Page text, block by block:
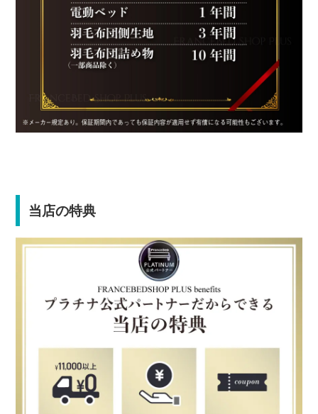
当店の特典